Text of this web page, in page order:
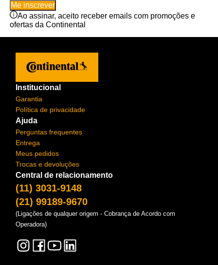
Me inscrever
Ao assinar, aceito receber emails com promoções e
ofertas da Continental
Institucional
Garantia
Política de privacidade
Ajuda
Perguntas frequentes
Entrega
Meus pedidos
Trocas e devoluções
Central de relacionamento
(11) 3031-9148
(21) 99189-9670
(Ligações de qualquer origem - Cobrança de Acordo com
Operadora)